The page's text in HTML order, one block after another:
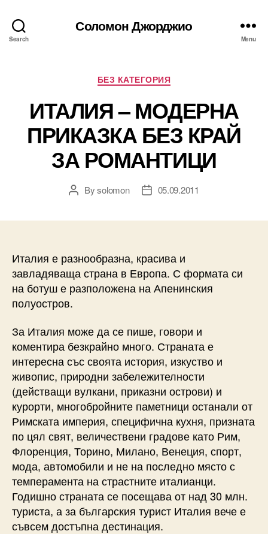
Search
Соломон Джорджио
Menu
Categories
БЕЗ КАТЕГОРИЯ
ИТАЛИЯ – МОДЕРНА
ПРИКАЗКА БЕЗ КРАЙ
ЗА РОМАНТИЦИ
PostBysolomon
Post05.09.2011
Италия е разнообразна, красива и
завладяваща страна в Европа. С формата си
на ботуш е разположена на Апенинския
полуостров.
За Италия може да се пише, говори и
коментира безкрайно много. Страната е
интересна със своята история, изкуство и
живопис, природни забележителности
(действащи вулкани, приказни острови) и
курорти, многобройните паметници останали от
Римската империя, специфична кухня, призната
по цял свят, величествени градове като Рим,
Флоренция, Торино, Милано, Венеция, спорт,
мода, автомобили и не на последно място с
темперамента на страстните италианци.
Годишно страната се посещава от над 30 млн.
туриста, а за българския турист Италия вече е
съвсем достъпна дестинация.